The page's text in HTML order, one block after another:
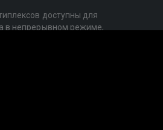
доступны для
в непрерывном режиме,